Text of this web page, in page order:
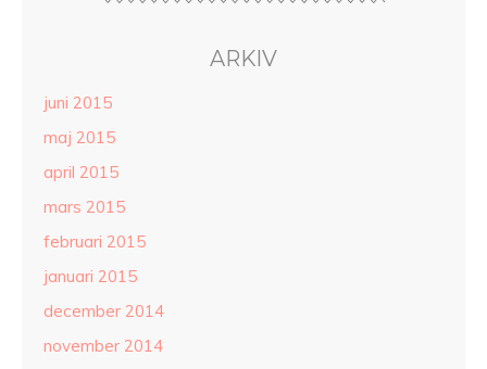
ARKIV
juni 2015
maj 2015
april 2015
mars 2015
februari 2015
januari 2015
december 2014
november 2014